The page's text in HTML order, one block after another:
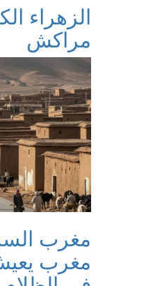
الزهراء
مراكش
مغرب
مغرب